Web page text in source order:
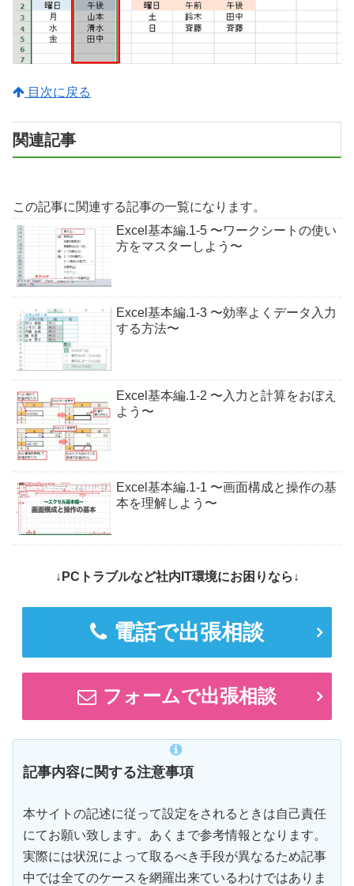
目次に戻る
関連記事
この記事に関連する記事の一覧になります。
Excel基本編.1-5 〜ワークシートの使い
方をマスターしよう〜
Excel基本編.1-3 〜効率よくデータ入力
する方法〜
Excel基本編.1-2 〜入力と計算をおぼえ
よう〜
Excel基本編.1-1 〜画面構成と操作の基
本を理解しよう〜
↓PCトラブルなど社内IT環境にお困りなら↓
電話で出張相談
フォームで出張相談
記事内容に関する注意事項
本サイトの記述に従って設定をされるときは自己責任
にてお願い致します。あくまで参考情報となります。
実際には状況によって取るべき手段が異なるため記事
中では全てのケースを網羅出来ているわけではありま